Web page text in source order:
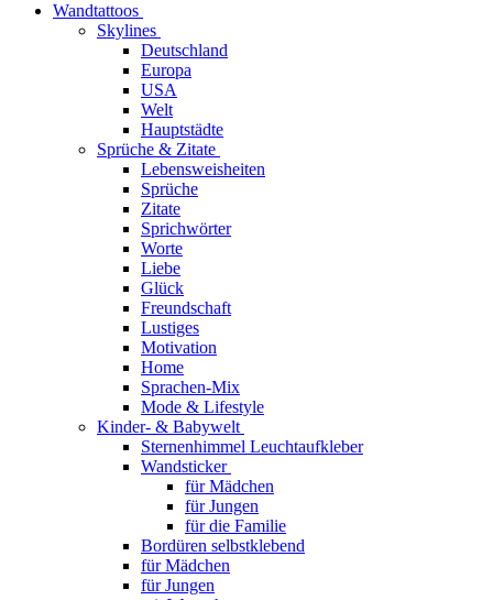
Wandtattoos
Skylines
Deutschland
Europa
USA
Welt
Hauptstädte
Sprüche & Zitate
Lebensweisheiten
Sprüche
Zitate
Sprichwörter
Worte
Liebe
Glück
Freundschaft
Lustiges
Motivation
Home
Sprachen-Mix
Mode & Lifestyle
Kinder- & Babywelt
Sternenhimmel Leuchtaufkleber
Wandsticker
für Mädchen
für Jungen
für die Familie
Bordüren selbstklebend
für Mädchen
für Jungen